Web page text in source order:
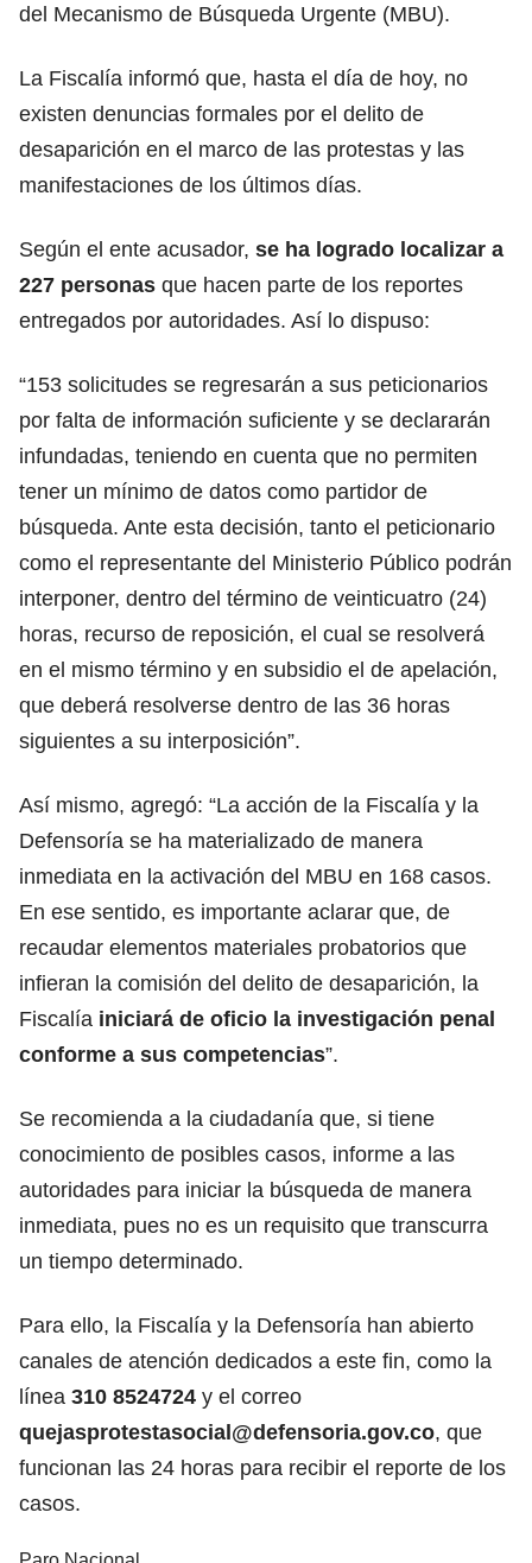
del Mecanismo de Búsqueda Urgente (MBU).
La Fiscalía informó que, hasta el día de hoy, no
existen denuncias formales por el delito de
desaparición en el marco de las protestas y las
manifestaciones de los últimos días.
Según el ente acusador, se ha logrado localizar a
227 personas que hacen parte de los reportes
entregados por autoridades. Así lo dispuso:
“153 solicitudes se regresarán a sus peticionarios
por falta de información suficiente y se declararán
infundadas, teniendo en cuenta que no permiten
tener un mínimo de datos como partidor de
búsqueda. Ante esta decisión, tanto el peticionario
como el representante del Ministerio Público podrán
interponer, dentro del término de veinticuatro (24)
horas, recurso de reposición, el cual se resolverá
en el mismo término y en subsidio el de apelación,
que deberá resolverse dentro de las 36 horas
siguientes a su interposición”.
Así mismo, agregó: “La acción de la Fiscalía y la
Defensoría se ha materializado de manera
inmediata en la activación del MBU en 168 casos.
En ese sentido, es importante aclarar que, de
recaudar elementos materiales probatorios que
infieran la comisión del delito de desaparición, la
Fiscalía iniciará de oficio la investigación penal
conforme a sus competencias”.
Se recomienda a la ciudadanía que, si tiene
conocimiento de posibles casos, informe a las
autoridades para iniciar la búsqueda de manera
inmediata, pues no es un requisito que transcurra
un tiempo determinado.
Para ello, la Fiscalía y la Defensoría han abierto
canales de atención dedicados a este fin, como la
línea 310 8524724 y el correo
quejasprotestasocial@defensoria.gov.co, que
funcionan las 24 horas para recibir el reporte de los
casos.